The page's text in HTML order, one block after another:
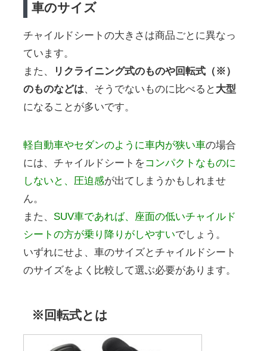
車のサイズ
チャイルドシートの大きさは商品ごとに異なっ
ています。
また、
リクライニング式のものや回転式（※）
のものなどは、そうでないものに比べると 大型
になることが多いです。
軽自動車やセダンのように車内が狭い車の場合
には、チャイルドシートをコンパクトなものに
しないと、圧迫感が出てしまうかもしれませ
ん。
また、 SUV車であれば、座面の低いチャイルド
シートの方が乗り降りがしやすいでしょう。
いずれにせよ、車のサイズとチャイルドシート
のサイズをよく比較して選ぶ必要があります。
※回転式とは